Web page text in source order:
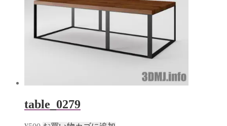
table_0279